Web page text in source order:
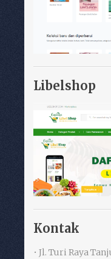
Libelshop
Kontak
• Jl. Turi Raya